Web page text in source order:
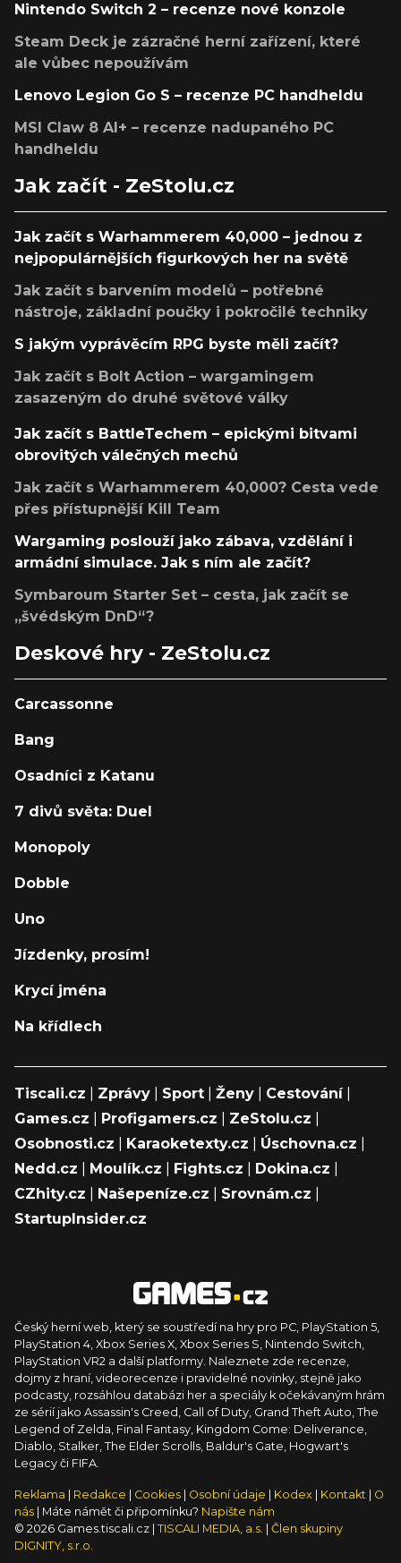
Nintendo Switch 2 – recenze nové konzole
Steam Deck je zázračné herní zařízení, které
ale vůbec nepoužívám
Lenovo Legion Go S – recenze PC handheldu
MSI Claw 8 AI+ – recenze nadupaného PC
handheldu
Jak začít - ZeStolu.cz
Jak začít s Warhammerem 40,000 – jednou z
nejpopulárnějších figurkových her na světě
Jak začít s barvením modelů – potřebné
nástroje, základní poučky i pokročilé techniky
S jakým vyprávěcím RPG byste měli začít?
Jak začít s Bolt Action – wargamingem
zasazeným do druhé světové války
Jak začít s BattleTechem – epickými bitvami
obrovitých válečných mechů
Jak začít s Warhammerem 40,000? Cesta vede
přes přístupnější Kill Team
Wargaming poslouží jako zábava, vzdělání i
armádní simulace. Jak s ním ale začít?
Symbaroum Starter Set – cesta, jak začít se
„švédským DnD“?
Deskové hry - ZeStolu.cz
Carcassonne
Bang
Osadníci z Katanu
7 divů světa: Duel
Monopoly
Dobble
Uno
Jízdenky, prosím!
Krycí jména
Na křídlech
Tiscali.cz Zprávy Sport Ženy Cestování|
Games.cz
Profigamers.cz ZeStolu.cz
Osobnosti.cz
Karaoketexty.cz Úschovna.cz
Nedd.cz
Moulík.cz Fights.cz Dokina.cz
CZhity.cz
Našepeníze.cz Srovnám.cz
StartupInsider.cz
Český herní web, který se soustředí na hry pro PC, PlayStation 5,
PlayStation 4, Xbox Series X, Xbox Series S, Nintendo Switch,
PlayStation VR2 a další platformy. Naleznete zde recenze,
dojmy z hraní, videorecenze i pravidelné novinky, stejně jako
podcasty, rozsáhlou databázi her a speciály k očekávaným hrám
ze sérií jako Assassin's Creed, Call of Duty, Grand Theft Auto, The
Legend of Zelda, Final Fantasy, Kingdom Come: Deliverance,
Diablo, Stalker, The Elder Scrolls, Baldur's Gate, Hogwart's
Legacy či FIFA.
Reklama Redakce Cookies Osobní údaje Kodex Kontakt
O
nás
| Máte námět či připomínku? Napište nám
© 2026 Games.tiscali.cz | TISCALI MEDIA, a.s.
Člen skupiny
DIGNITY, s.r.o.